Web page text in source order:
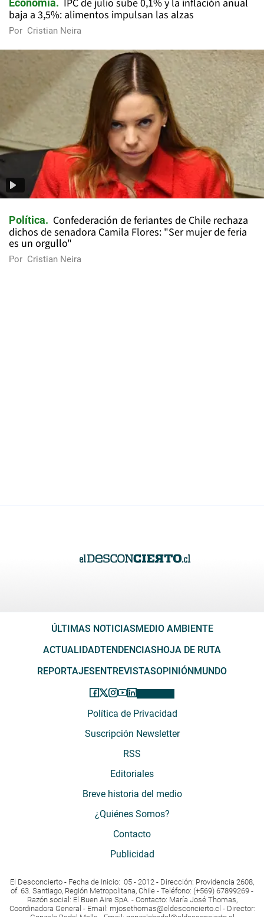
Economía
IPC de julio sube 0,1% y la inflación anual
baja a 3,5%: alimentos impulsan las alzas
Por Cristian Neira
Política
Confederación de feriantes de Chile rechaza
dichos de senadora Camila Flores: "Ser mujer de feria
es un orgullo"
Por Cristian Neira
ÚLTIMAS NOTICIASMEDIO AMBIENTE
ACTUALIDADTENDENCIASHOJA DE RUTA
REPORTAJESENTREVISTASOPINIÓNMUNDO
Política de Privacidad
Suscripción Newsletter
RSS
Editoriales
Breve historia del medio
¿Quiénes Somos?
Contacto
Publicidad
El Desconcierto - Fecha de Inicio: 05 - 2012 - Dirección: Providencia 2608,
of. 63. Santiago, Región Metropolitana, Chile - Teléfono: (+569) 67899269 -
Razón social: El Buen Aire SpA. - Contacto: María José Thomas,
Coordinadora General - Email: mjosethomas@eldesconcierto.cl - Director: